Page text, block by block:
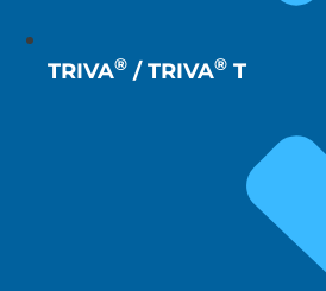
TRIVA® / TRIVA® T